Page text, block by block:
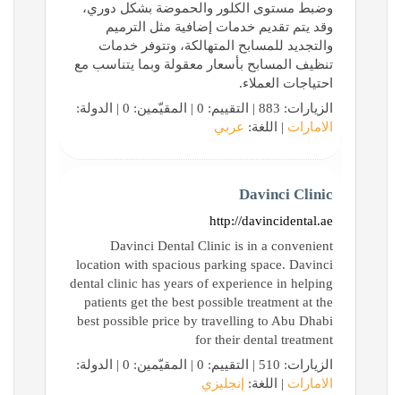
وضبط مستوى الكلور والحموضة بشكل دوري،
وقد يتم تقديم خدمات إضافية مثل الترميم
والتجديد للمسابح المتهالكة، وتتوفر خدمات
تنظيف المسابح بأسعار معقولة وبما يتناسب مع
احتياجات العملاء.
الزيارات: 883 | التقييم: 0 | المقيّمين: 0 | الدولة:
الامارات | اللغة: عربي
Davinci Clinic
http://davincidental.ae
Davinci Dental Clinic is in a convenient
location with spacious parking space. Davinci
dental clinic has years of experience in helping
patients get the best possible treatment at the
best possible price by travelling to Abu Dhabi
for their dental treatment
الزيارات: 510 | التقييم: 0 | المقيّمين: 0 | الدولة:
الامارات | اللغة: إنجليزي